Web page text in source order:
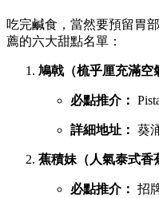
吃完鹹食，當然要預留胃
薦的六大甜點名單：
鳩戟（梳乎厘充滿空
必點推介：
詳細地址： 葵
蕉積妹（人氣泰式香
必點推介： 招